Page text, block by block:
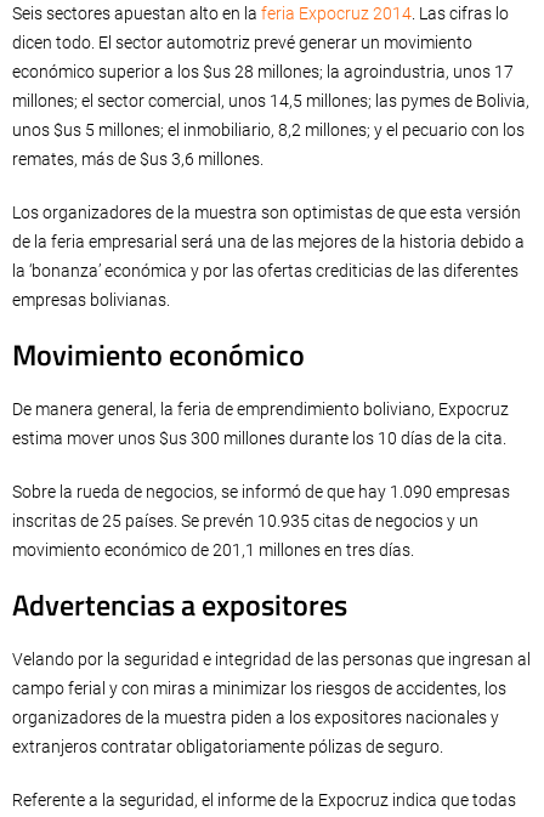
Seis sectores apuestan alto en la feria Expocruz 2014 . Las cifras lo
dicen todo. El sector automotriz prevé generar un movimiento
económico superior a los $us 28 millones; la agroindustria, unos 17
millones; el sector comercial, unos 14,5 millones; las pymes de Bolivia,
unos $us 5 millones; el inmobiliario, 8,2 millones; y el pecuario con los
remates, más de $us 3,6 millones.
Los organizadores de la muestra son optimistas de que esta versión
de la feria empresarial será una de las mejores de la historia debido a
la ‘bonanza’ económica y por las ofertas crediticias de las diferentes
empresas bolivianas.
Movimiento económico
De manera general, la feria de emprendimiento boliviano, Expocruz
estima mover unos $us 300 millones durante los 10 días de la cita.
Sobre la rueda de negocios, se informó de que hay 1.090 empresas
inscritas de 25 países. Se prevén 10.935 citas de negocios y un
movimiento económico de 201,1 millones en tres días.
Advertencias a expositores
Velando por la seguridad e integridad de las personas que ingresan al
campo ferial y con miras a minimizar los riesgos de accidentes, los
organizadores de la muestra piden a los expositores nacionales y
extranjeros contratar obligatoriamente pólizas de seguro.
Referente a la seguridad, el informe de la Expocruz indica que todas